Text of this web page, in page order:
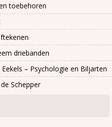
toebehoren
driebanden
– Psychologie en Biljarten
Schepper